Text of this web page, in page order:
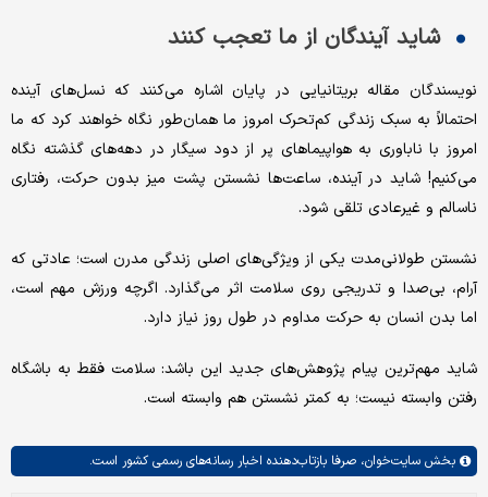
شاید آیندگان از ما تعجب کنند
نویسندگان مقاله بریتانیایی در پایان اشاره می‌کنند که نسل‌های آینده
احتمالاً به سبک زندگی کم‌تحرک امروز ما همان‌طور نگاه خواهند کرد که ما
امروز با ناباوری به هواپیماهای پر از دود سیگار در دهه‌های گذشته نگاه
می‌کنیم! شاید در آینده، ساعت‌ها نشستن پشت میز بدون حرکت، رفتاری
ناسالم و غیرعادی تلقی شود.
نشستن طولانی‌مدت یکی از ویژگی‌های اصلی زندگی مدرن است؛ عادتی که
آرام، بی‌صدا و تدریجی روی سلامت اثر می‌گذارد. اگرچه ورزش مهم است،
اما بدن انسان به حرکت مداوم در طول روز نیاز دارد.
شاید مهم‌ترین پیام پژوهش‌های جدید این باشد: سلامت فقط به باشگاه
رفتن وابسته نیست؛ به کمتر نشستن هم وابسته است.
بخش سایت‌خوان، صرفا بازتاب‌دهنده اخبار رسانه‌های رسمی کشور است.